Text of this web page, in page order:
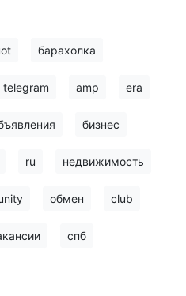
барахолка
telegram amp era
бизнес
ru недвижимость
обмен club
спб